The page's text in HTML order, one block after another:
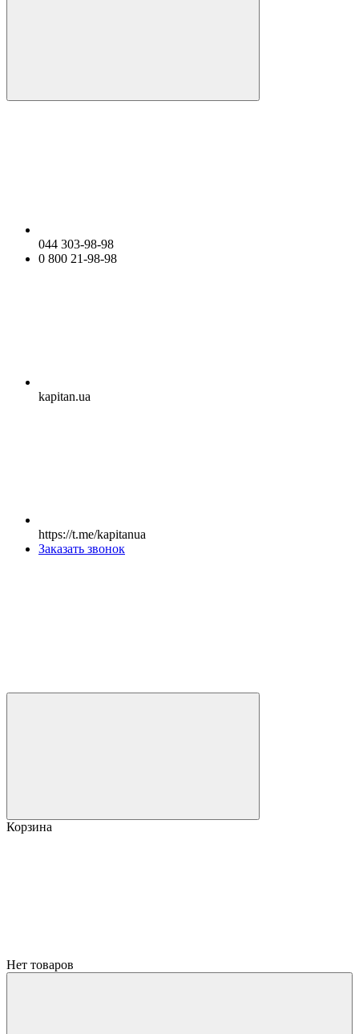
044 303-98-98
0 800 21-98-98
kapitan.ua
https://t.me/kapitanua
Заказать звонок
Корзина
Нет товаров